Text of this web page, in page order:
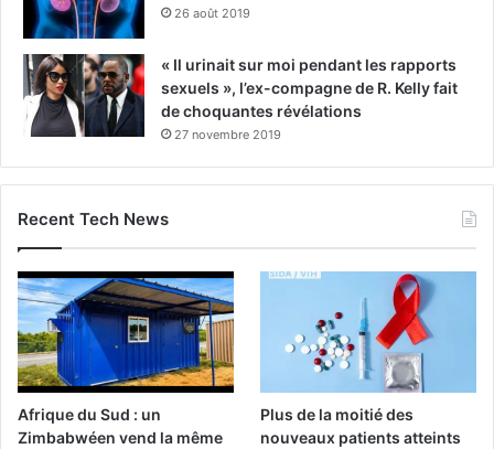
26 août 2019
« Il urinait sur moi pendant les rapports
sexuels », l’ex-compagne de R. Kelly fait
de choquantes révélations
27 novembre 2019
Recent Tech News
Afrique du Sud : un
Zimbabwéen vend la même
Plus de la moitié des
nouveaux patients atteints